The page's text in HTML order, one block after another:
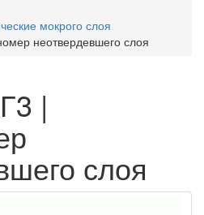
мокрого слоя
неотвердевшего слоя
|
слоя